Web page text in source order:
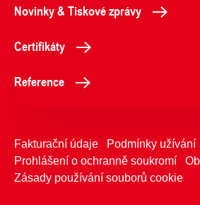
Novinky & Tiskové zprávy
Certifikáty
Reference
Fakturační údaje
Podmínky užívání
Prohlášení o ochranně soukromí
Zásady používání souborů cookie